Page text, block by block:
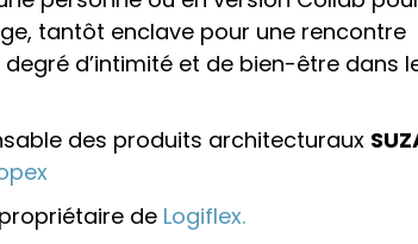
tantôt enclave pour une rencontre
d’intimité et de bien-être dans
des produits architecturaux
de Logiflex.